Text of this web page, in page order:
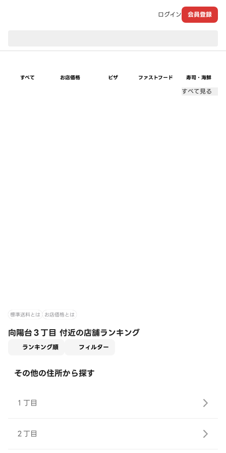
ログイン 会員登録
すべて お店価格 ピザ ファストフード 寿司・海鮮
すべて見る
標準送料とは お店価格とは
向陽台３丁目 付近の店舗ランキング
ランキング順 フィルター
その他の住所から探す
１丁目
２丁目